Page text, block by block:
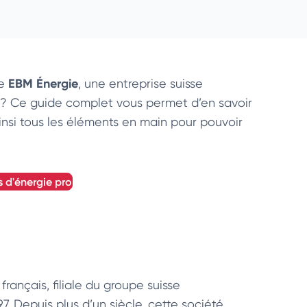
EBM Énergie, une entreprise suisse
Ce guide complet vous permet d’en savoir
tous les éléments en main pour pouvoir
d'énergie pro
filiale du groupe suisse
Depuis plus d’un siècle, cette société